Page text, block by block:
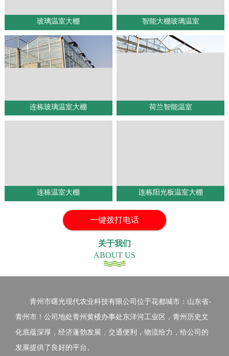
玻璃温室大棚 智能大棚玻璃温室
连栋玻璃温室大棚 荷兰智能温室
连栋温室大棚 连栋阳光板温室大棚
一键拨打电话
关于我们
ABOUT US
青州市曙光现代农业科技有限公司位于花都城市：山东省-
青州市！公司地处青州黄楼办事处东洋河工业区，青州历史文
化底蕴深厚，经济蓬勃发展，交通便利，物流给力，给公司的
发展提供了良好的平台。